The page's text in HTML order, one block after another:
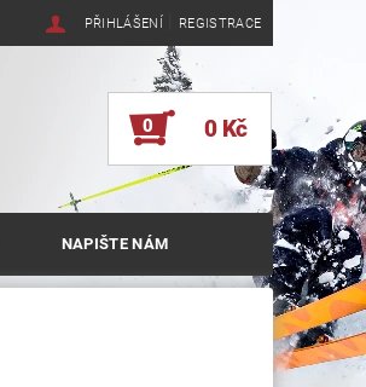
PŘIHLÁŠENÍ REGISTRACE
0 0 Kč
NAPIŠTE NÁM